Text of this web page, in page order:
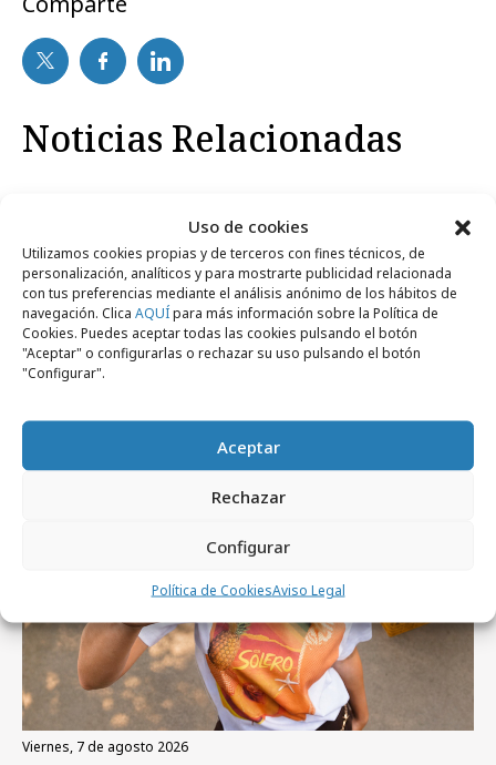
Uso de cookies
Utilizamos cookies propias y de terceros con fines técnicos, de
personalización, analíticos y para mostrarte publicidad relacionada
con tus preferencias mediante el análisis anónimo de los hábitos de
navegación. Clica AQUÍpara más información sobre la Política de
Cookies. Puedes aceptar todas las cookies pulsando el botón
"Aceptar" o configurarlas o rechazar su uso pulsando el botón
"Configurar".
Aceptar
Rechazar
Configurar
Política de CookiesAviso Legal
Noticias Relacionadas
Artículos recientes
viernes, 7 de agosto 2026